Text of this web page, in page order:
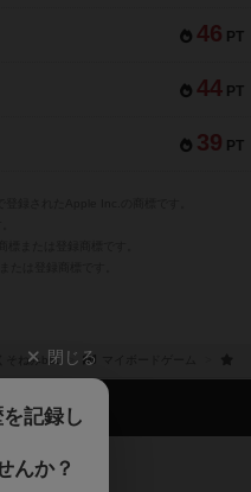
46 PT
44 PT
39 PT
そねみbot閉じる
記録し
んか？